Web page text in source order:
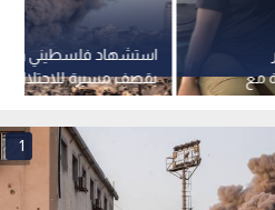
استشهاد فلسطيني
بقصف مسيرة للاحتلال
مع
1